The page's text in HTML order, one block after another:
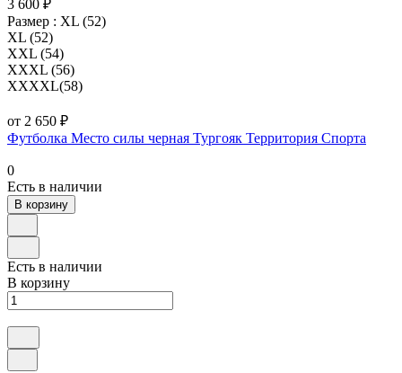
3 600 ₽
Размер : XL (52)
XL (52)
XXL (54)
XXXL (56)
XXXXL(58)
от 2 650 ₽
Футболка Место силы черная Тургояк Территория Спорта
0
Есть в наличии
В корзину
Есть в наличии
В корзину